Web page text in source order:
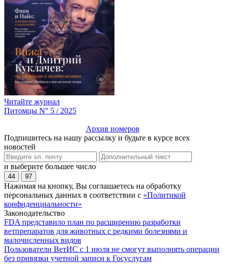
Читайте журнал
Питомцы N° 5 / 2025
Архив номеров
Подпишитесь на нашу рассылку и будьте в курсе всех
новостей
и выберите большее число
44 97
Нажимая на кнопку, Вы соглашаетесь на обработку
персональных данных в соответствии с «Политикой
конфиденциальности»
Законодательство
FDA представило план по расширению разработки
ветпрепаратов для животных с редкими болезнями и
малочисленных видов
Пользователи ВетИС с 1 июля не смогут выполнять операции
без привязки учетной записи к Госуслугам